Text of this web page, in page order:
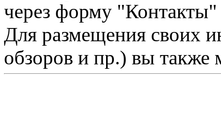
через форму "Контакты"
Для размещения своих
обзоров и пр.) вы также